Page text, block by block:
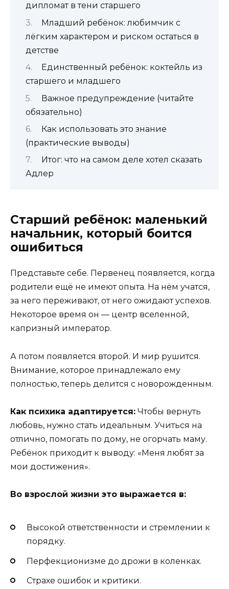
дипломат в тени старшего
Младший ребёнок: любимчик с
лёгким характером и риском остаться в
детстве
Единственный ребёнок: коктейль из
старшего и младшего
Важное предупреждение (читайте
обязательно)
Как использовать это знание
(практические выводы)
Итог: что на самом деле хотел сказать
Адлер
Старший ребёнок: маленький
начальник, который боится
ошибиться
Представьте себе. Первенец появляется, когда
родители ещё не имеют опыта. На нём учатся,
за него переживают, от него ожидают успехов.
Некоторое время он — центр вселенной,
капризный император.
А потом появляется второй. И мир рушится.
Внимание, которое принадлежало ему
полностью, теперь делится с новорожденным.
Как психика адаптируется: Чтобы вернуть
любовь, нужно стать идеальным. Учиться на
отлично, помогать по дому, не огорчать маму.
Ребёнок приходит к выводу: «Меня любят за
мои достижения».
Во взрослой жизни это выражается в:
Высокой ответственности и стремлении к
порядку.
Перфекционизме до дрожи в коленках.
Страхе ошибок и критики.